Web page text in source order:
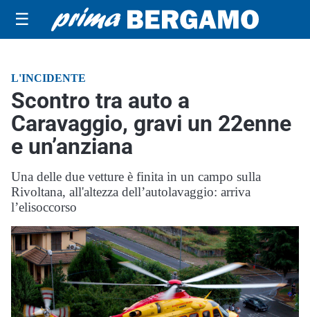
☰
L'INCIDENTE
Scontro tra auto a
Caravaggio, gravi un 22enne
e un’anziana
Una delle due vetture è finita in un campo sulla
Rivoltana, all'altezza dell’autolavaggio: arriva
l’elisoccorso